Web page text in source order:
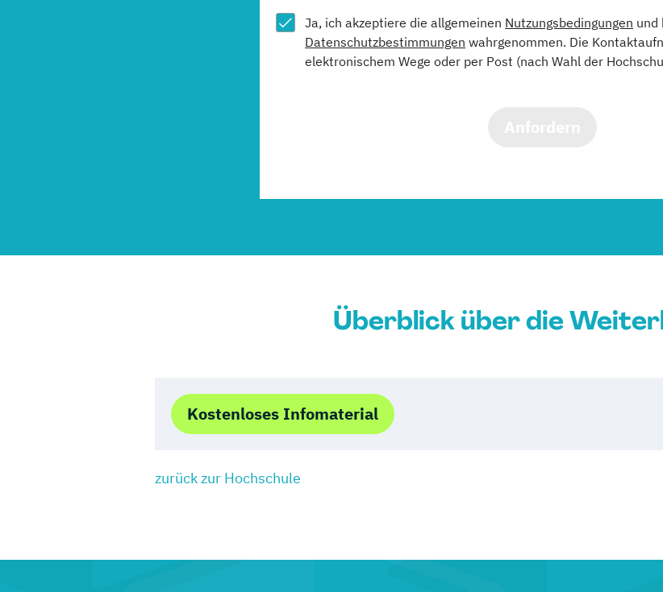
Ja, ich akzeptiere die allgemeinen Nutzungsbedingungen und
Datenschutzbestimmungen wahrgenommen. Die
elektronischem Wege oder per Post (nach Wahl der
Überblick über die
Kostenloses Infomaterial
zurück zur Hochschule